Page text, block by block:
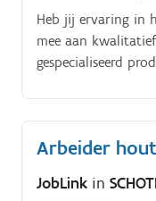
Heb jij ervaring in
mee aan
gespecialiseerd
Arbeider
JobLink in